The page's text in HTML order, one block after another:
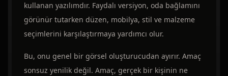
kullanan yazılımdır. Faydalı versiyon, oda bağlamını
görünür tutarken düzen, mobilya, stil ve malzeme
seçimlerini karşılaştırmaya yardımcı olur.
Bu, onu genel bir görsel oluşturucudan ayırır. Amaç
sonsuz yenilik değil. Amaç, gerçek bir kişinin ne